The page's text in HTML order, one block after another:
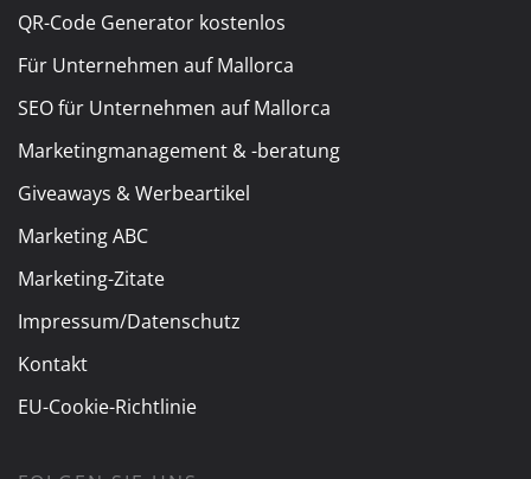
QR-Code Generator kostenlos
Für Unternehmen auf Mallorca
SEO für Unternehmen auf Mallorca
Marketingmanagement & -beratung
Giveaways & Werbeartikel
Marketing ABC
Marketing-Zitate
Impressum/Datenschutz
Kontakt
EU-Cookie-Richtlinie